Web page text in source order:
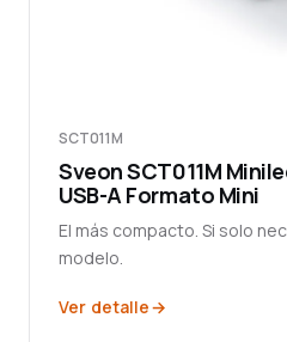
SCT011M
Sveon SCT011M
USB-A Formato Mini
El más compacto. Si solo
modelo.
Ver detalle